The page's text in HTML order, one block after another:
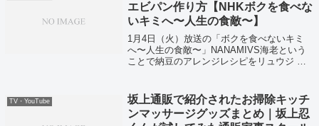
エビパン作り方【NHKボクを食べな
いキミへ〜人生の食敵〜】
1月4日（火）放送の「ボクを食べないキミ
へ〜人生の食敵〜」NANAMIVS海老という
ことで納豆のアレンジレシピをリュウジ さ
TV・YouTube
坂上通販で紹介されたお掃除キッチ
ンマッサージグッズまとめ｜坂上忍